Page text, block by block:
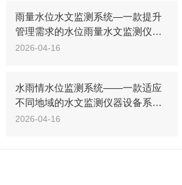
雨量水位水文监测系统—一款提升
管理需求的水位雨量水文监测仪器2
026+派+送
2026-04-16
水雨情水位监测系统——一款适应
不同地域的水文监测仪器设备系统2
026+派+送
2026-04-16